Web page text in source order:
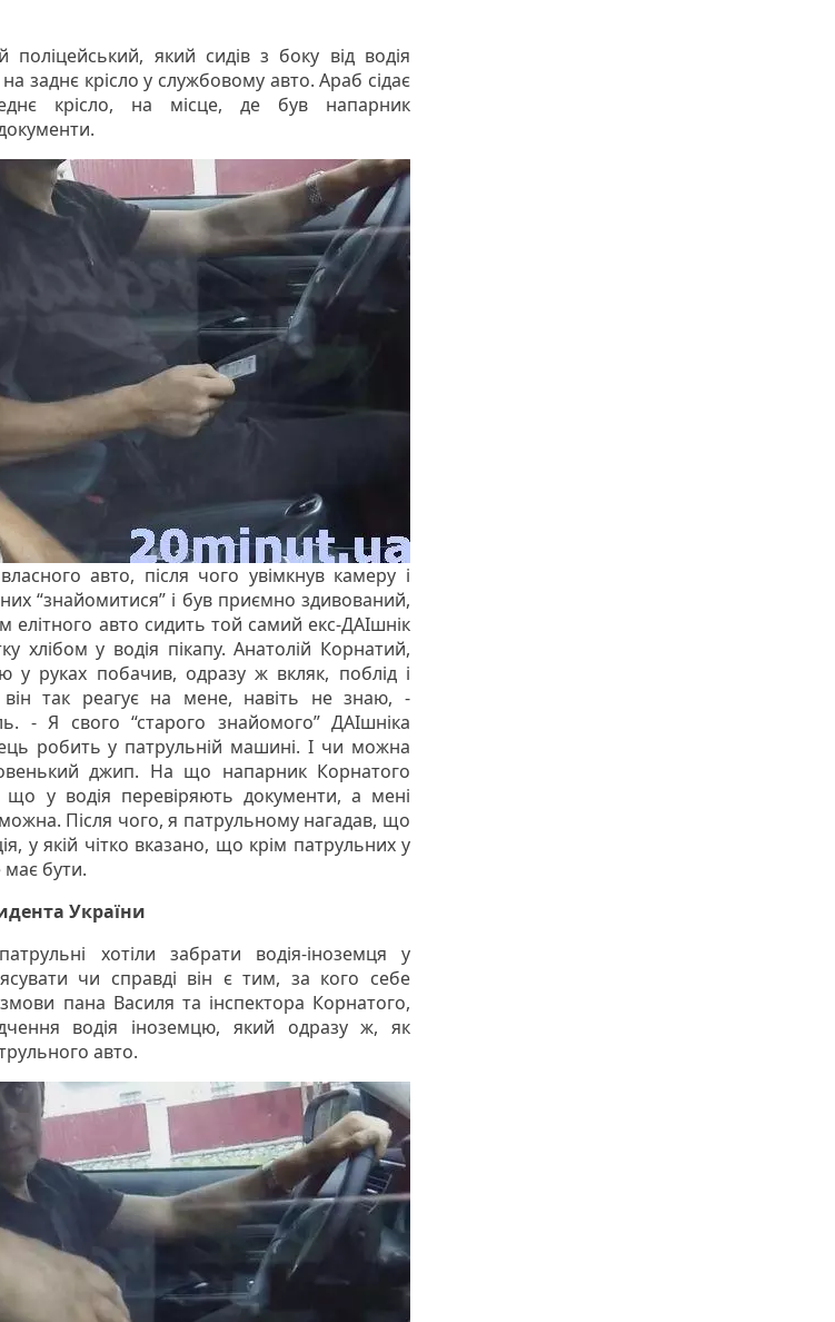
який сидів з боку від водія
заднє крісло у службовому авто. Араб сідає
крісло, на місце, де був напарник
авто, після чого увімкнув камеру і
“знайомитися” і був приємно здивований,
елітного авто сидить той самий екс-ДАІшнік
хлібом у водія пікапу. Анатолій Корнатий,
у руках побачив, одразу ж вкляк, поблід і
так реагує на мене, навіть не знаю, -
- Я свого “старого знайомого” ДАІшніка
робить у патрульній машині. І чи можна
джип. На що напарник Корнатого
що у водія перевіряють документи, а мені
Після чого, я патрульному нагадав, що
у якій чітко вказано, що крім патрульних у
має бути.
України
хотіли забрати водія-іноземця у
чи справді він є тим, за кого себе
пана Василя та інспектора Корнатого,
водія іноземцю, який одразу ж, як
авто.